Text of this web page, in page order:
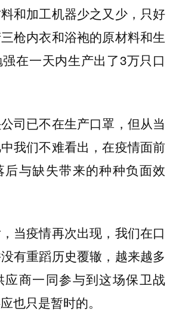
和加工机器少之又少，只好
枪内衣和浴袍的原材料和生
在一天内生产出了3万只口
司已不在生产口罩，但从当
我们不难看出，在疫情面前
后与缺失带来的种种负面效
当疫情再次出现，我们在口
有重蹈历史覆辙，越来越多
应商一同参与到这场保卫战
也只是暂时的。